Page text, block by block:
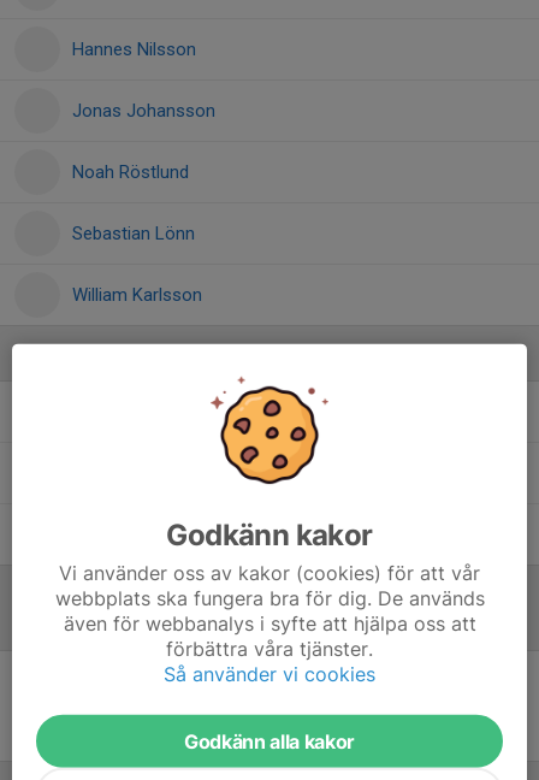
Hannes Nilsson
Jonas Johansson
Noah Röstlund
Sebastian Lönn
William Karlsson
Lagledare
Lagledare
Pontus Fahlström Tränare
Referat
Godkänn kakor
Vi använder oss av kakor (cookies) för att vår
webbplats ska fungera bra för dig. De används
även för webbanalys i syfte att hjälpa oss att
förbättra våra tjänster.
Så använder vi cookies
Godkänn alla kakor